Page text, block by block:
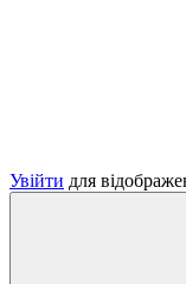
Увійти для